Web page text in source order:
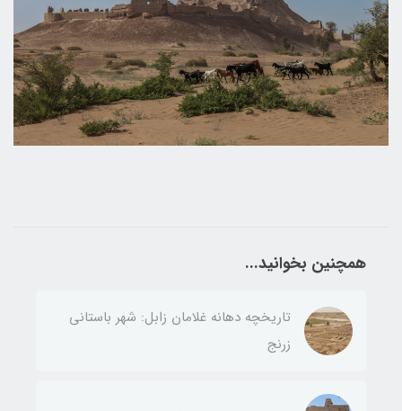
همچنین بخوانید...
تاریخچه دهانه غلامان زابل: شهر باستانی
زرنج